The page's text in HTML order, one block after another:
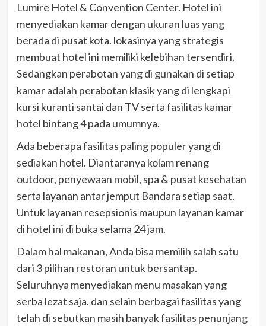
Lumire Hotel & Convention Center. Hotel ini
menyediakan kamar dengan ukuran luas yang
berada di pusat kota. lokasinya yang strategis
membuat hotel ini memiliki kelebihan tersendiri.
Sedangkan perabotan yang di gunakan di setiap
kamar adalah perabotan klasik yang di lengkapi
kursi kuranti santai dan TV serta fasilitas kamar
hotel bintang 4 pada umumnya.
Ada beberapa fasilitas paling populer yang di
sediakan hotel. Diantaranya kolam renang
outdoor, penyewaan mobil, spa & pusat kesehatan
serta layanan antar jemput Bandara setiap saat.
Untuk layanan resepsionis maupun layanan kamar
di hotel ini di buka selama 24 jam.
Dalam hal makanan, Anda bisa memilih salah satu
dari 3 pilihan restoran untuk bersantap.
Seluruhnya menyediakan menu masakan yang
serba lezat saja. dan selain berbagai fasilitas yang
telah di sebutkan masih banyak fasilitas penunjang